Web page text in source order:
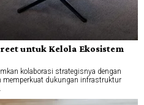
untuk Kelola Ekosistem
kolaborasi strategisnya dengan
memperkuat dukungan infrastruktur